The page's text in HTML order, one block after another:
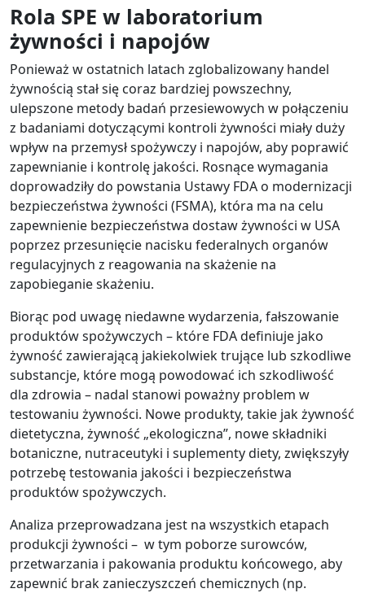
Rola SPE w laboratorium
żywności i napojów
Ponieważ w ostatnich latach zglobalizowany handel
żywnością stał się coraz bardziej powszechny,
ulepszone metody badań przesiewowych w połączeniu
z badaniami dotyczącymi kontroli żywności miały duży
wpływ na przemysł spożywczy i napojów, aby poprawić
zapewnianie i kontrolę jakości. Rosnące wymagania
doprowadziły do powstania Ustawy FDA o modernizacji
bezpieczeństwa żywności (FSMA), która ma na celu
zapewnienie bezpieczeństwa dostaw żywności w USA
poprzez przesunięcie nacisku federalnych organów
regulacyjnych z reagowania na skażenie na
zapobieganie skażeniu.
Biorąc pod uwagę niedawne wydarzenia, fałszowanie
produktów spożywczych – które FDA definiuje jako
żywność zawierającą jakiekolwiek trujące lub szkodliwe
substancje, które mogą powodować ich szkodliwość
dla zdrowia – nadal stanowi poważny problem w
testowaniu żywności. Nowe produkty, takie jak żywność
dietetyczna, żywność „ekologiczna”, nowe składniki
botaniczne, nutraceutyki i suplementy diety, zwiększyły
potrzebę testowania jakości i bezpieczeństwa
produktów spożywczych.
Analiza przeprowadzana jest na wszystkich etapach
produkcji żywności – w tym poborze surowców,
przetwarzania i pakowania produktu końcowego, aby
zapewnić brak zanieczyszczeń chemicznych (np.